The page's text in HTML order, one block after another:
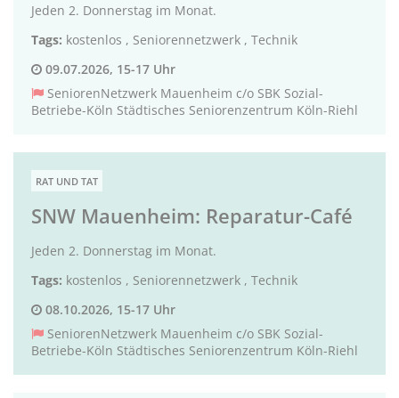
Jeden 2. Donnerstag im Monat.
Tags: kostenlos , Seniorennetzwerk , Technik
09.07.2026, 15-17 Uhr
SeniorenNetzwerk Mauenheim c/o SBK Sozial-
Betriebe-Köln Städtisches Seniorenzentrum Köln-Riehl
RAT UND TAT
SNW Mauenheim: Reparatur-Café
Jeden 2. Donnerstag im Monat.
Tags: kostenlos , Seniorennetzwerk , Technik
08.10.2026, 15-17 Uhr
SeniorenNetzwerk Mauenheim c/o SBK Sozial-
Betriebe-Köln Städtisches Seniorenzentrum Köln-Riehl